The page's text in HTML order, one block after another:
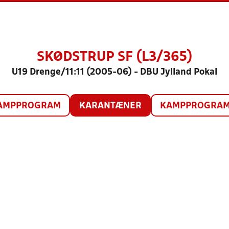
SKØDSTRUP SF (L3/365)
U19 Drenge/11:11 (2005-06) - DBU Jylland Pokal
KARANTÆNER